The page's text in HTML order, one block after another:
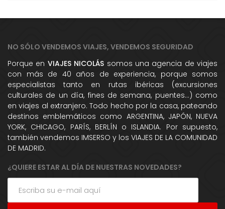
NO SÓLO VENDEMOS VIAJES, VENDEMOS SEGURIDAD
Porque en VIAJES NICOLÁS somos una agencia de viajes
con más de 40 años de experiencia, porque somos
especialistas tanto en rutas ibéricas (excursiones
culturales de un día, fines de semana, puentes...) como
en viajes al extranjero. Todo hecho por la casa, pateando
destinos emblemáticos como ARGENTINA, JAPÓN, NUEVA
YORK, CHICAGO, PARÍS, BERLÍN o ISLANDIA. Por supuesto,
también vendemos IMSERSO y los VIAJES DE LA COMUNIDAD
DE MADRID.
¿QUIERE ESTAR AL DÍA DE NUESTRAS NOVEDADES?